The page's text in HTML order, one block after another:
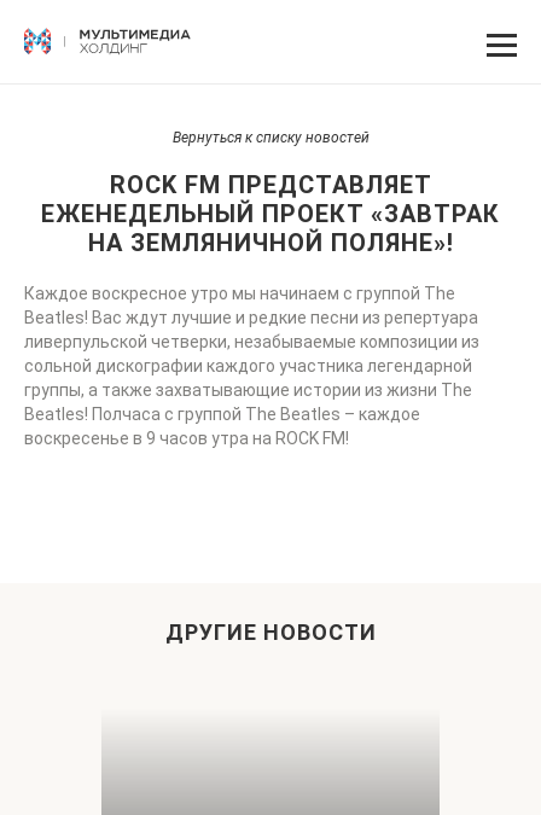
Вернуться к списку новостей
ROCK FM ПРЕДСТАВЛЯЕТ
ЕЖЕНЕДЕЛЬНЫЙ ПРОЕКТ «ЗАВТРАК
НА ЗЕМЛЯНИЧНОЙ ПОЛЯНЕ»!
Каждое воскресное утро мы начинаем с группой The
Beatles! Вас ждут лучшие и редкие песни из репертуара
ливерпульской четверки, незабываемые композиции из
сольной дискографии каждого участника легендарной
группы, а также захватывающие истории из жизни The
Beatles! Полчаса с группой The Beatles – каждое
воскресенье в 9 часов утра на ROCK FM!
ДРУГИЕ НОВОСТИ